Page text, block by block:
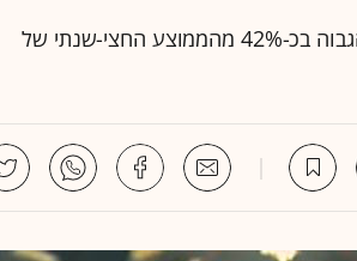
גיאוקרטוגרפיה: הפרסומת של בזק היא הזכורה ביותר השבוע בשיעור הגבוה בכ-42% מהממוצע החצי-שנתי של